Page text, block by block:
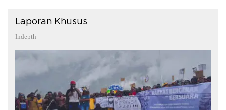
Laporan Khusus
Indepth